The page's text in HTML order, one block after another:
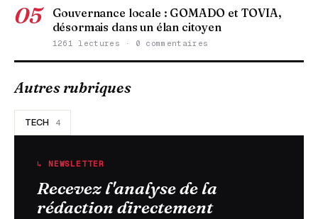
05
Gouvernance locale : GOMADO et TOVIA,
désormais dans un élan citoyen
1261 lectures · 0 commentaires
Autres rubriques
TECH 4
↳ NEWSLETTER
Recevez l'analyse de la
rédaction directement